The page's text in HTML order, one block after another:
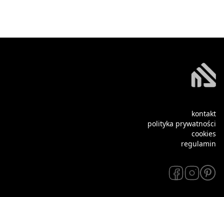
kontakt
polityka prywatności
cookies
regulamin